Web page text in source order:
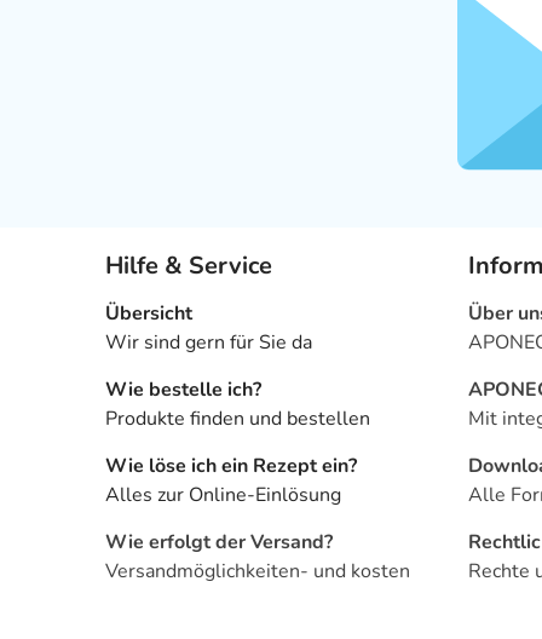
Hilfe & Service
Übersicht
Wir sind gern für Sie da
Wie bestelle ich?
Produkte finden und bestellen
Wie löse ich ein Rezept ein?
Alles zur Online-Einlösung
Wie erfolgt der Versand?
Versandmöglichkeiten- und kosten
Über
Mit
Alle
Rechte